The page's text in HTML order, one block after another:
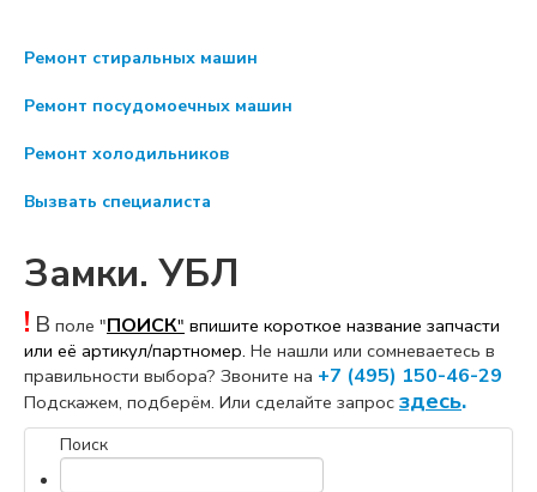
Ремонт стиральных машин
Ремонт посудомоечных машин
Ремонт холодильников
Вызвать специалиста
Замки. УБЛ
! В поле "ПОИСК" впишите короткое название запчасти
или её артикул/партномер. Не нашли или сомневаетесь в
правильности выбора? Звоните на +7 (495) 150-46-29
Подскажем, подберём. Или сделайте запрос здесь.
Поиск